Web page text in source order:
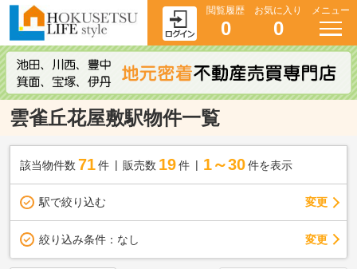
閲覧履歴
0
お気に入り
0
メニュー
雲雀丘花屋敷駅物件一覧
該当物件数 71件 販売数 19 件 1～30 件を表示
駅で絞り込む 変更
絞り込み条件： なし 変更